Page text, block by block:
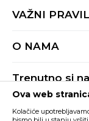
Radno vrijeme 9-
Načini isporuke
Reklamacije
VAŽNI
Pravila
O NAMA
Trenutno si na
Buzz Crna
Ova web
Kolačiće